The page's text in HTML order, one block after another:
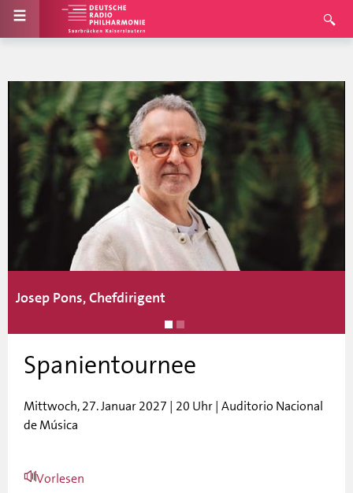
Josep Pons, Chefdirigent
Spanientournee
Mittwoch, 27. Januar 2027 | 20 Uhr | Auditorio Nacional
de Música
Vorlesen